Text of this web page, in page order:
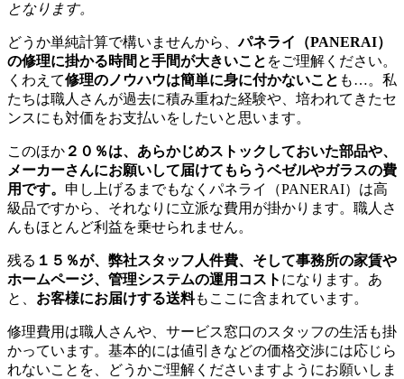
となります。
どうか単純計算で構いませんから、パネライ（PANERAI）
の修理に掛かる時間と手間が大きいこと をご理解ください。
くわえて修理のノウハウは簡単に身に付かないこと も…。私
たちは職人さんが過去に積み重ねた経験や、培われてきたセ
ンスにも対価をお支払いをしたいと思います。
このほか ２０％は、あらかじめストックしておいた部品や、
メーカーさんにお願いして届けてもらうベゼルやガラスの費
用です。 申し上げるまでもなくパネライ（PANERAI）は高
級品ですから、それなりに立派な費用が掛かります。職人さ
んもほとんど利益を乗せられません。
残る １５％が、弊社スタッフ人件費、そして事務所の家賃や
ホームページ、管理システムの運用コスト になります。あ
と、 お客様にお届けする送料もここに含まれています。
修理費用は職人さんや、サービス窓口のスタッフの生活も掛
かっています。基本的には値引きなどの価格交渉には応じら
れないことを、どうかご理解くださいますようにお願いしま